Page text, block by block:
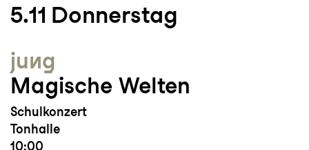
5.11 Donnerstag
jung
Magische Welten
Schulkonzert
Tonhalle
10:00